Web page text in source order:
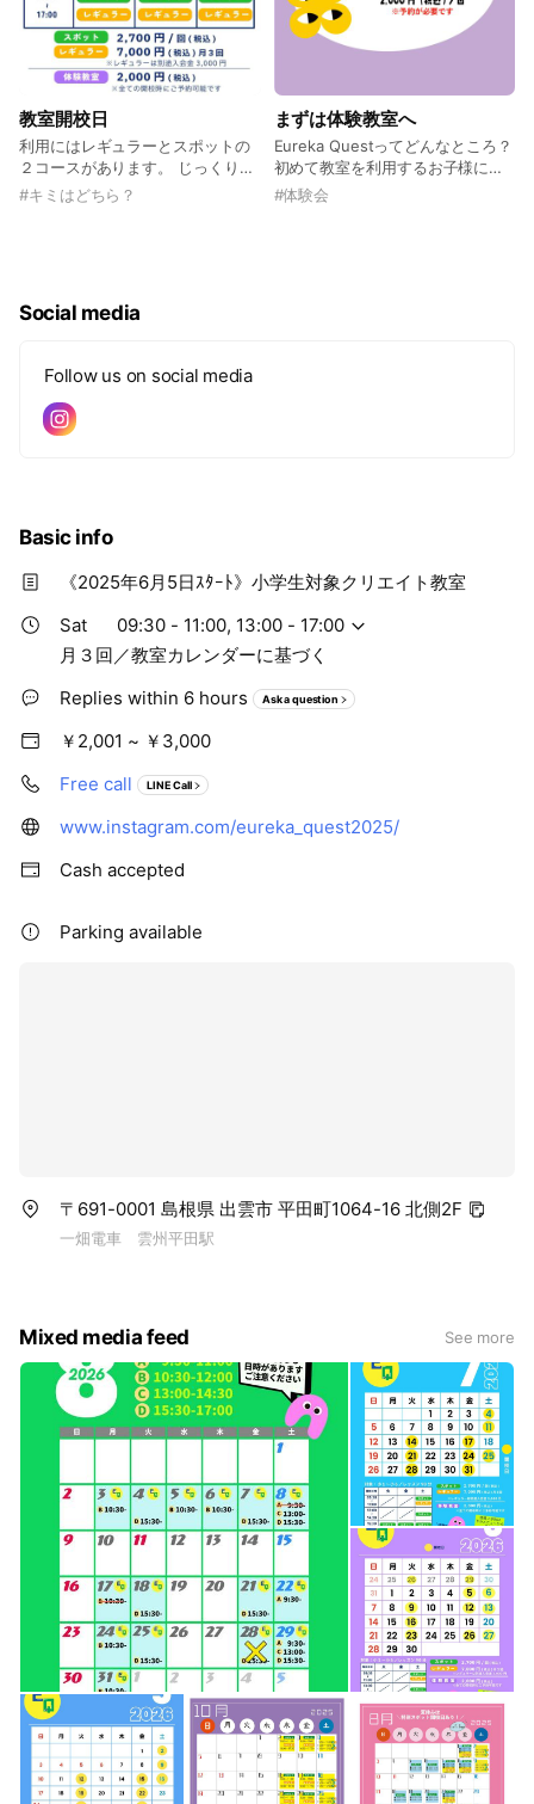
教室開校日
利用にはレギュラーとスポットの
２コースがあります。 じっくりゆ
っくり制作派にはレギュラーコー
います。
#キミはどちら？
まずは体験教室へ
Eureka Questってどんなところ？
初めて教室を利用するお子様には
体験会がオススメ！ Qさんと一緒
#体験会
Social media
Follow us on social media
Basic info
《2025年6月5日ｽﾀｰﾄ》小学生対象クリエイト教室
Sat
09:30 - 11:00, 13:00 - 17:00
月３回／教室カレンダーに基づく
Replies within 6 hours
Ask a question
￥2,001 ~ ￥3,000
Free call
LINE Call
www.instagram.com/eureka_quest2025/
Cash accepted
Parking available
〒691-0001 島根県 出雲市 平田町1064-16 北側2F
一畑電車 雲州平田駅
Mixed media feed See more